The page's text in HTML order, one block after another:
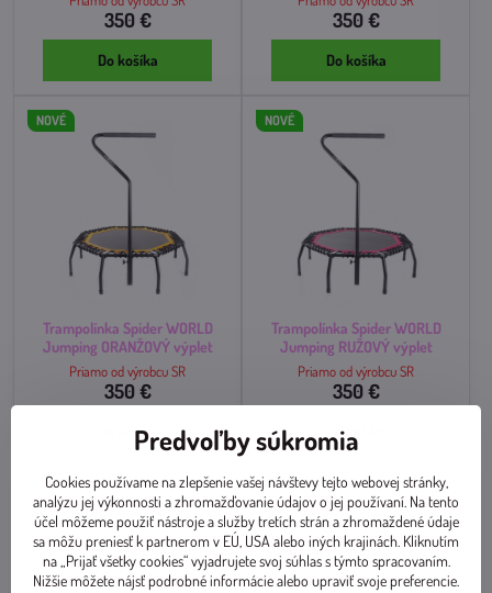
350 €
Do košíka
350 €
Do košíka
NOVÉ
Trampolínka Spider WORLD
Jumping ORANŽOVÝ výplet
Priamo od výrobcu SR
350 €
Do košíka
NOVÉ
Trampolínka Spider WORLD
Jumping RUŽOVÝ výplet
Priamo od výrobcu SR
350 €
Do košíka
NOVÉ
Predvoľby súkromia
Cookies používame na zlepšenie vašej návštevy tejto webovej stránky,
analýzu jej výkonnosti a zhromažďovanie údajov o jej používaní. Na tento
účel môžeme použiť nástroje a služby tretích strán a zhromaždené údaje
sa môžu preniesť k partnerom v EÚ, USA alebo iných krajinách. Kliknutím
na „Prijať všetky cookies“ vyjadrujete svoj súhlas s týmto spracovaním.
Nižšie môžete nájsť podrobné informácie alebo upraviť svoje preferencie.